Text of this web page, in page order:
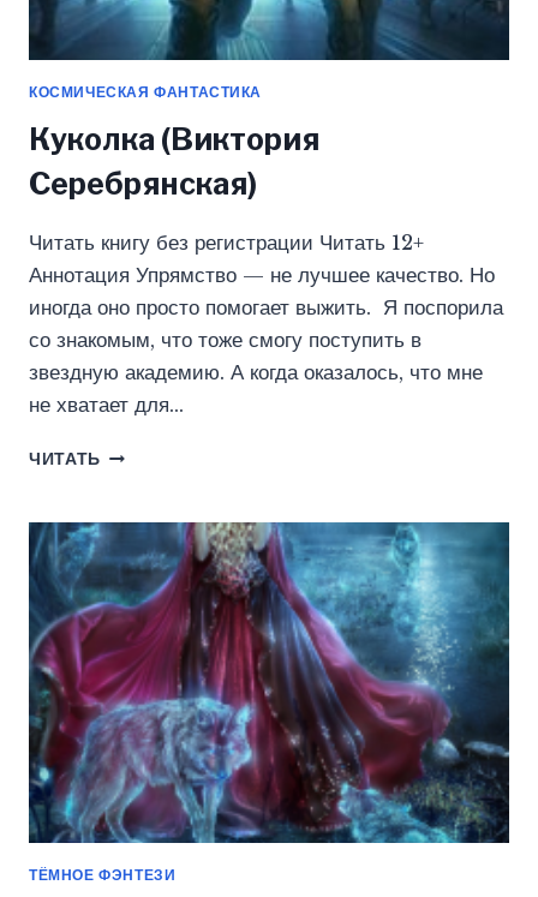
КОСМИЧЕСКАЯ ФАНТАСТИКА
Куколка (Виктория
Серебрянская)
Читать книгу без регистрации Читать 12+
Аннотация Упрямство — не лучшее качество. Но
иногда оно просто помогает выжить. Я поспорила
со знакомым, что тоже смогу поступить в
звездную академию. А когда оказалось, что мне
не хватает для…
ЧИТАТЬ КУКОЛКА
ТЁМНОЕ ФЭНТЕЗИ